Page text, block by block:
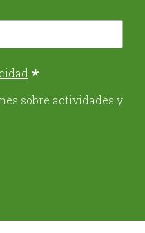
*
sobre actividades y